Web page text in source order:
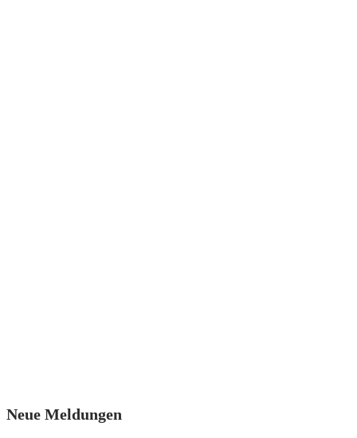
Neue Meldungen